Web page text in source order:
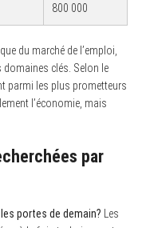
800 000
du marché de l’emploi,
domaines clés. Selon le
parmi les plus prometteurs
l’économie, mais
par
portes de demain? Les